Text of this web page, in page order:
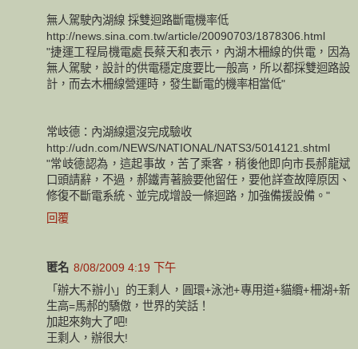
無人駕駛內湖線 採雙迴路斷電機率低
http://news.sina.com.tw/article/20090703/1878306.html
"捷運工程局機電處長蔡天和表示，內湖木柵線的供電，因為
無人駕駛，設計的供電穩定度要比一般高，所以都採雙迴路設
計，而去木柵線營運時，發生斷電的機率相當低"
常岐德：內湖線還沒完成驗收
http://udn.com/NEWS/NATIONAL/NATS3/5014121.shtml
"常岐德認為，這起事故，苦了乘客，稍後他即向市長郝龍斌
口頭請辭，不過，郝鐵青著臉要他留任，要他詳查故障原因、
修復不斷電系統、並完成增設一條迴路，加強備援設備。"
回覆
匿名 8/08/2009 4:19 下午
「辦大不辦小」的王剩人，圓環+泳池+專用道+貓纜+柵湖+新
生高=馬郝的驕傲，世界的笑話！
加起來夠大了吧!
王剩人，辦很大!